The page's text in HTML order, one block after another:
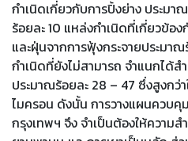
กําเนิดเกี่ยวกับการปิ้งย่าง ประมา
ร้อยละ 10 แหล่งกําเนิดที่เกี่ยวข้อ
และฝุ่นจากการฟุ้งกระจายประมา
กําเนิดที่ยังไม่สามารถ จําแนกได้
ประมาณร้อยละ 28 – 47 ซึ่งสูงกว่
ไมครอน ดังนั้น การวางแผนควบคุ
กรุงเทพฯ จึง จําเป็นต้องให้ความ